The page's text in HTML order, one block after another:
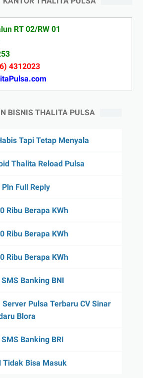
RT 02/RW 01
4312023
BISNIS THALITA PULSA
Tapi Tetap Menyala
Thalita Reload Pulsa
Full Reply
Ribu Berapa KWh
Ribu Berapa KWh
Ribu Berapa KWh
Banking BNI
Pulsa Terbaru CV Sinar
Blora
Banking BRI
Tidak Bisa Masuk